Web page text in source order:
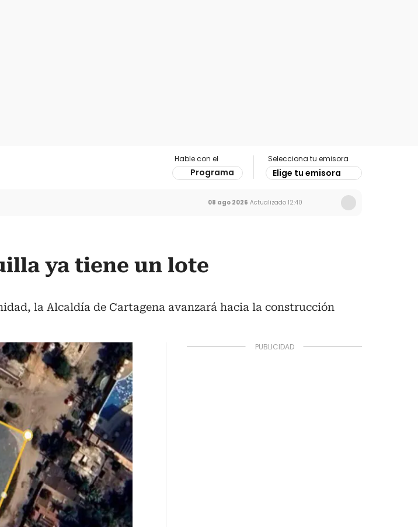
Hable con el
Programa
Selecciona tu emisora
Elige tu emisora
08 ago 2026 Actualizado 12:40
ya tiene un lote
la Alcaldía de Cartagena avanzará hacia la construcción